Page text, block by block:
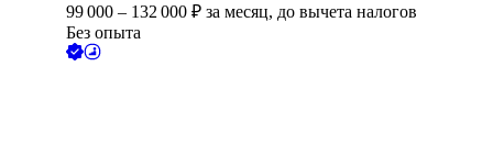
99 000 – 132 000 ₽ за месяц, до вычета налогов
Без опыта